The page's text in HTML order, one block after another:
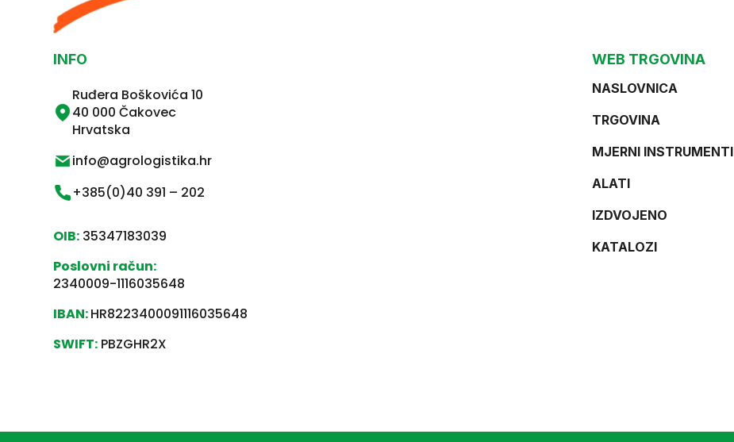
INFO
Ruđera Boškovića 10
40 000 Čakovec
Hrvatska
info@agrologistika.hr
+385(0)40 391 – 202
OIB: 35347183039
Poslovni račun:
2340009-1116035648
IBAN:HR8223400091116035648
SWIFT: PBZGHR2X
WEB TRGOVINA
NASLOVNICA
TRGOVINA
MJERNI INSTRUMENTI
ALATI
IZDVOJENO
KATALOZI